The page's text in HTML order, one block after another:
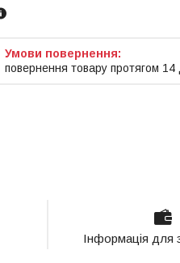
повернення товару протягом 14
Інформація для